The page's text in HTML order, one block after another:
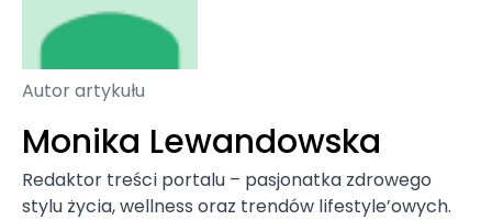
Autor artykułu
Monika Lewandowska
Redaktor treści portalu – pasjonatka zdrowego
stylu życia, wellness oraz trendów lifestyle’owych.